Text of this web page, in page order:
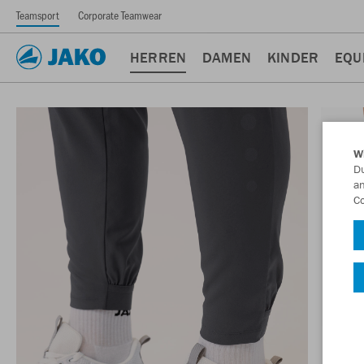
Teamsport Corporate Teamwear
HERREN DAMEN KINDER